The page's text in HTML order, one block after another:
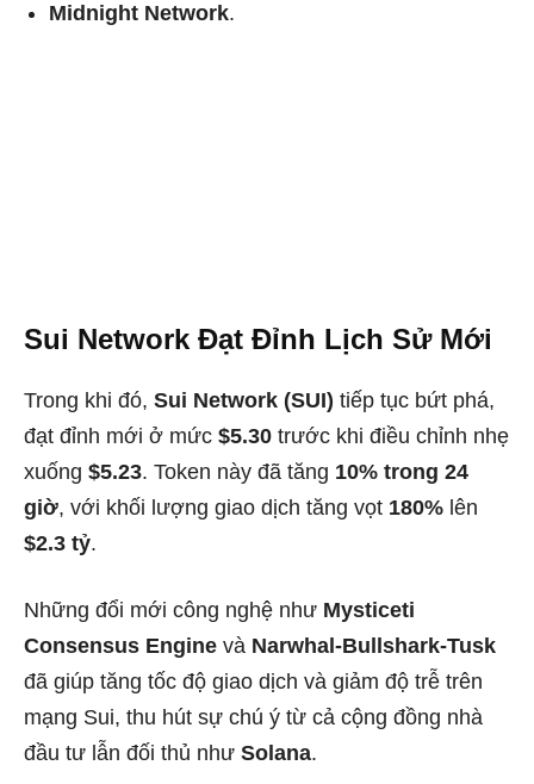
Midnight Network.
Sui Network Đạt Đỉnh Lịch Sử Mới
Trong khi đó, Sui Network (SUI) tiếp tục bứt phá,
đạt đỉnh mới ở mức $5.30 trước khi điều chỉnh nhẹ
xuống $5.23. Token này đã tăng 10% trong 24
giờ, với khối lượng giao dịch tăng vọt 180% lên
$2.3 tỷ.
Những đổi mới công nghệ như Mysticeti
Consensus Engine và Narwhal-Bullshark-Tusk
đã giúp tăng tốc độ giao dịch và giảm độ trễ trên
mạng Sui, thu hút sự chú ý từ cả cộng đồng nhà
đầu tư lẫn đối thủ như Solana.